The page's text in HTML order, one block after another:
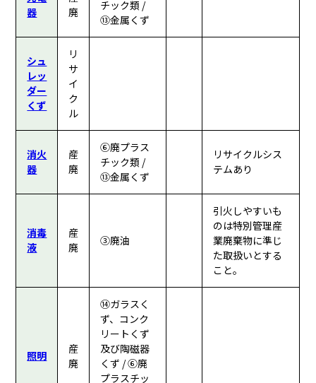
器
廃
チック類 /
⑬金属くず
シュ
レッ
ダー
くず
リ
サ
イ
ク
ル
消火
器
産
廃
⑥廃プラス
チック類 /
⑬金属くず
リサイクルシス
テムあり
消毒
液
産
廃
③廃油
引火しやすいも
のは特別管理産
業廃棄物に準じ
た取扱いとする
こと。
照明
産
廃
⑭ガラスく
ず、コンク
リートくず
及び陶磁器
くず / ⑥廃
プラスチッ